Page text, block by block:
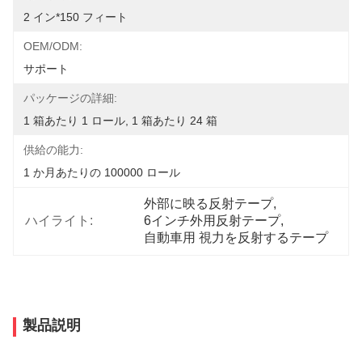
2 イン*150 フィート
OEM/ODM:
サポート
パッケージの詳細:
1 箱あたり 1 ロール, 1 箱あたり 24 箱
供給の能力:
1 か月あたりの 100000 ロール
ハイライト:
外部に映る反射テープ,
6インチ外用反射テープ,
自動車用 視力を反射するテープ
製品説明